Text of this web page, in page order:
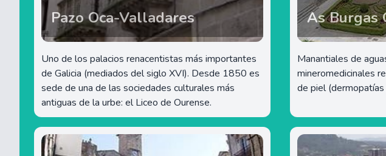
Pazo Oca-Valladares
Uno de los palacios renacentistas más importantes
de Galicia (mediados del siglo XVI). Desde 1850 es
sede de una de las sociedades culturales más
antiguas de la urbe: el Liceo de Ourense.
As Burgas
Manantiales de
mineromedicinales
de piel